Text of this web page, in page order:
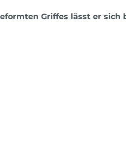
Griffes lässt er sich